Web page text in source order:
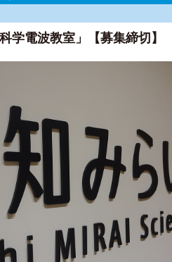
学電波教室」【募集締切】